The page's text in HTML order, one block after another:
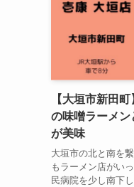
【大垣市新田
の味噌ラーメ
が美味
大垣市の北と南を
もラーメン店がい
民病院を少し南下